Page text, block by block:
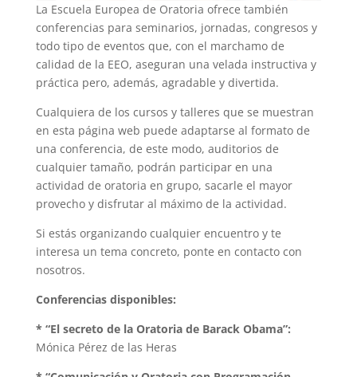
La Escuela Europea de Oratoria ofrece también
conferencias para seminarios, jornadas, congresos y
todo tipo de eventos que, con el marchamo de
calidad de la EEO, aseguran una velada instructiva y
práctica pero, además, agradable y divertida.
Cualquiera de los cursos y talleres que se muestran
en esta página web puede adaptarse al formato de
una conferencia, de este modo, auditorios de
cualquier tamaño, podrán participar en una
actividad de oratoria en grupo, sacarle el mayor
provecho y disfrutar al máximo de la actividad.
Si estás organizando cualquier encuentro y te
interesa un tema concreto, ponte en contacto con
nosotros.
Conferencias disponibles:
* “El secreto de la Oratoria de Barack Obama”:
Mónica Pérez de las Heras